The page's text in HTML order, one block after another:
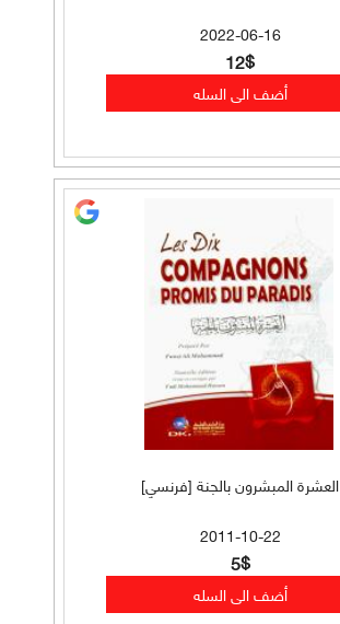
2022-06-16
12$
العشرة المبشرون بالجنة [فرنسي]
2011-10-22
5$